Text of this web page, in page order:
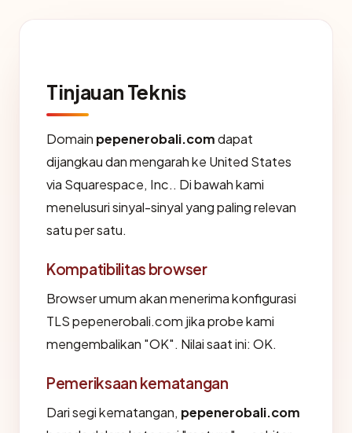
Tinjauan Teknis
Domain pepenerobali.comdapat
dijangkau dan mengarah ke United States
via Squarespace, Inc.. Di bawah kami
menelusuri sinyal-sinyal yang paling relevan
satu per satu.
Kompatibilitas browser
Browser umum akan menerima konfigurasi
TLS pepenerobali.com jika probe kami
mengembalikan "OK". Nilai saat ini: OK.
Pemeriksaan kematangan
Dari segi kematangan, pepenerobali.com